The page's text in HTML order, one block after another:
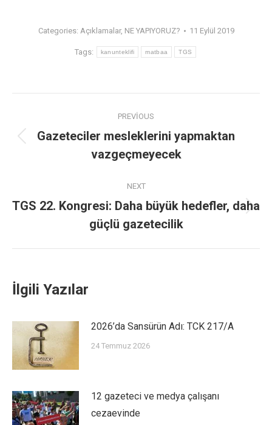
Categories: Açıklamalar, NE YAPIYORUZ? 11 Eylül 2019
Tags: kanunteklifi matbaa TGS
PREVIOUS
Gazeteciler mesleklerini yapmaktan
vazgeçmeyecek
NEXT
TGS 22. Kongresi: Daha büyük hedefler, daha
güçlü gazetecilik
İlgili Yazılar
2026’da Sansürün Adı: TCK 217/A
24 Temmuz 2026
12 gazeteci ve medya çalışanı
cezaevinde